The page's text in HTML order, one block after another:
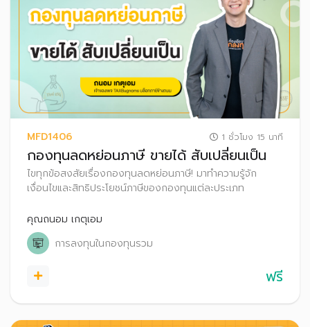
MFD1406 1 ชั่วโมง 15 นาที
กองทุนลดหย่อนภาษี ขายได้ สับเปลี่ยนเป็น
ไขทุกข้อสงสัยเรื่องกองทุนลดหย่อนภาษี! มาทำความรู้จัก
เงื่อนไขและสิทธิประโยชน์ภาษีของกองทุนแต่ละประเภท
คุณถนอม เกตุเอม
การลงทุนในกองทุนรวม
ฟรี